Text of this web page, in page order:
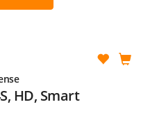
HD, Smart